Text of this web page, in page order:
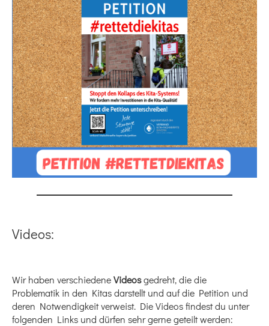
Videos:
Wir haben verschiedeneVideosgedreht, die die
Problematik in den Kitas darstellt und auf die Petition und
deren Notwendigkeit verweist. Die Videos findest du unter
folgenden Links und dürfen sehr gerne geteilt werden: